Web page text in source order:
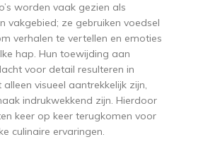
worden vaak gezien als
vakgebied; ze gebruiken voedsel
verhalen te vertellen en emoties
hap. Hun toewijding aan
voor detail resulteren in
visueel aantrekkelijk zijn,
indrukwekkend zijn. Hierdoor
keer op keer terugkomen voor
culinaire ervaringen.